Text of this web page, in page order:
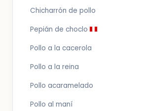
Chicharrón de pollo
Pepián de choclo
Pollo a la cacerola
Pollo a la reina
Pollo acaramelado
Pollo al maní